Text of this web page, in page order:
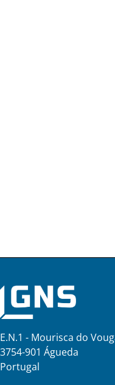
E.N.1 - Mourisca do
3754-901 Águeda
Portugal